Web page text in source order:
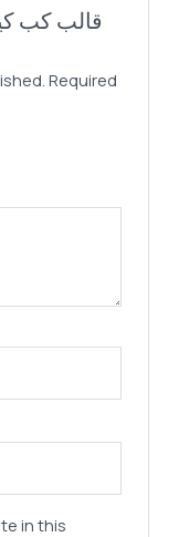
Required
in this